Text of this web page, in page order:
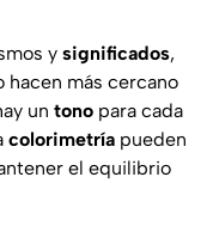
y significados,
hacen más cercano
un tono para cada
colorimetría pueden
el equilibrio